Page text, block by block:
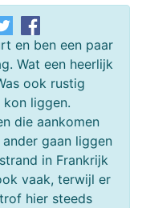
en ben een paar
Wat een heerlijk
ook rustig
liggen.
die aankomen
gaan liggen
in Frankrijk
vaak, terwijl er
hier steeds